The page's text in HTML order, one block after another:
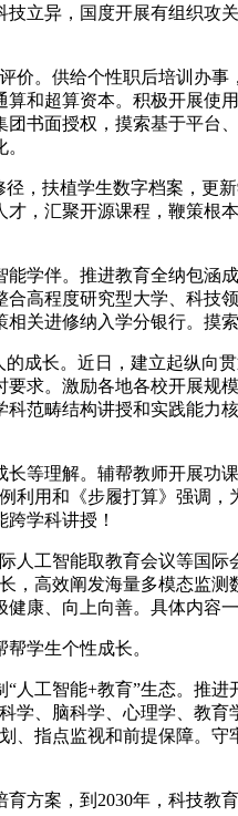
立异，国度开展有组织攻
。供给个性职后培训办事
和超算资本。积极开展使
书面授权，摸索基于平台
，扶植学生数字档案，更
，汇聚开源课程，鞭策根
学伴。推进教育全纳包涵
高程度研究型大学、科技
关进修纳入学分银行。摸
成长。近日，建立起纵向
求。激励各地各校开展规
范畴结构讲授和实践能力
等理解。辅帮教师开展功
用和《步履打算》强调，
学科讲授！
工智能取教育会议等国际
，高效阐发海量多模态监
康、向上向善。具体内容
学生个性成长。
工智能+教育”生态。推进
学、脑科学、心理学、教
、指点监视和前提保障。
案，到2030年，科技教育